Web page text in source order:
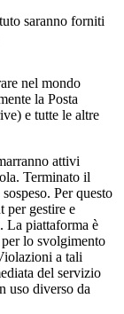
saranno forniti
nel mondo
la Posta
e tutte le altre
attivi
Terminato il
Per questo
per gestire e
La piattaforma è
lo svolgimento
a tali
del servizio
uso diverso da